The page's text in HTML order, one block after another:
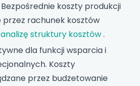
koszty produkcji
przez rachunek kosztów
analizę struktury kosztów.
dla funkcji wsparcia i
Koszty
przez budżetowanie